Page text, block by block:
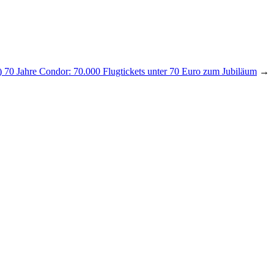
70 Jahre Condor: 70.000 Flugtickets unter 70 Euro zum Jubiläum →